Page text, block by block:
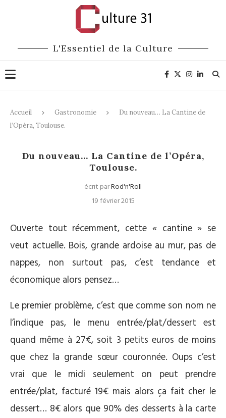
L'Essentiel de la Culture
Accueil Gastronomie
Du nouveau… La Cantine de
l’Opéra, Toulouse.
Du nouveau… La Cantine de l’Opéra,
Toulouse.
écrit parRod'n'Roll
19 février 2015
Ouverte tout récemment, cette « cantine » se
veut actuelle. Bois, grande ardoise au mur, pas de
nappes, non surtout pas, c’est tendance et
économique alors pensez…
Le premier problème, c’est que comme son nom ne
l’indique pas, le menu entrée/plat/dessert est
quand même à 27€, soit 3 petits euros de moins
que chez la grande sœur couronnée. Oups c’est
vrai que le midi seulement on peut prendre
entrée/plat, facturé 19€ mais alors ça fait cher le
dessert… 8€ alors que 90% des desserts à la carte